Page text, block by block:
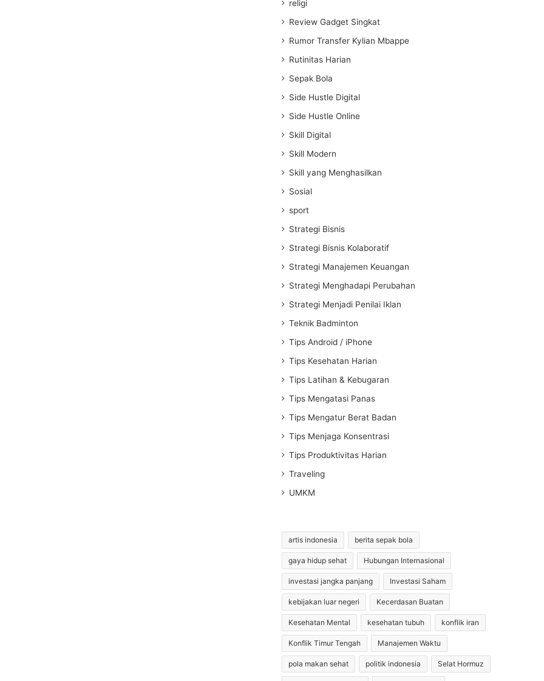
religi
Review Gadget Singkat
Rumor Transfer Kylian Mbappe
Rutinitas Harian
Sepak Bola
Side Hustle Digital
Side Hustle Online
Skill Digital
Skill Modern
Skill yang Menghasilkan
Sosial
sport
Strategi Bisnis
Strategi Bisnis Kolaboratif
Strategi Manajemen Keuangan
Strategi Menghadapi Perubahan
Strategi Menjadi Penilai Iklan
Teknik Badminton
Tips Android / iPhone
Tips Kesehatan Harian
Tips Latihan & Kebugaran
Tips Mengatasi Panas
Tips Mengatur Berat Badan
Tips Menjaga Konsentrasi
Tips Produktivitas Harian
Traveling
UMKM
artis indonesia berita sepak bola
gaya hidup sehat Hubungan Internasional
investasi jangka panjang Investasi Saham
kebijakan luar negeri Kecerdasan Buatan
Kesehatan Mental kesehatan tubuh konflik iran
Konflik Timur Tengah Manajemen Waktu
pola makan sehat politik indonesia Selat Hormuz